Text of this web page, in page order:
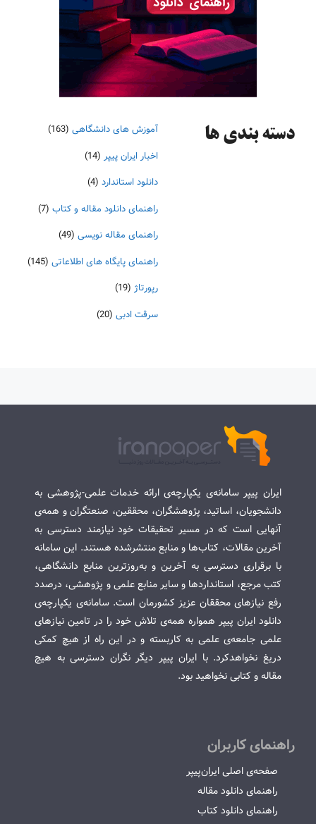
دسته‌ بندی ها آموزش های دانشگاهی (163)
اخبار ایران پیپر (14)
دانلود استاندارد (4)
راهنمای دانلود مقاله و کتاب (7)
راهنمای مقاله نویسی (49)
راهنمای پایگاه های اطلاعاتی (145)
رپورتاژ (19)
سرقت ادبی (20)
ایران پیپر سامانه‌ی یکپارچه‌ی ارائه خدمات علمی-پژوهشی به
دانشجویان، اساتید، پژوهشگران، محققین، صنعتگران و همه‌ی
آنهایی است که در مسیر تحقیقات خود نیازمند دسترسی به
آخرین مقالات، کتاب‌ها و منابع منتشرشده هستند. این سامانه
با برقراری دسترسی به آخرین و به‌روزترین منابع دانشگاهی،
کتب مرجع، استانداردها و سایر منابع علمی و پژوهشی، درصدد
رفع نیازهای محققان عزیز کشورمان است. سامانه‌ی یکپارچه‌ی
دانلود ایران پیپر همواره همه‌ی تلاش خود را در تامین نیازهای
علمی جامعه‌ی علمی به کاربسته و در این راه از هیچ کمکی
دریغ نخواهدکرد. با ایران پیپر دیگر نگران دسترسی به هیچ
مقاله و کتابی نخواهید بود.
راهنمای کاربران
صفحه‌ی اصلی ایران‌پیپر
راهنمای دانلود مقاله
راهنمای دانلود کتاب